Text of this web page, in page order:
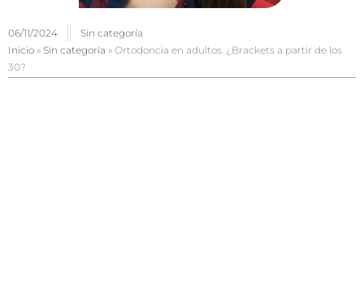
06/11/2024
Sin categoría
Inicio » Sin categoría » Ortodoncia en adultos. ¿Brackets a partir de los
30?